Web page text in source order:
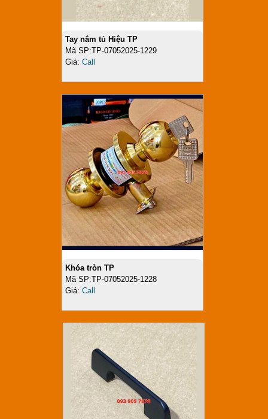
Tay nắm tủ Hiệu TP
Mã SP:TP-07052025-1229
Giá: Call
Khóa tròn TP
Mã SP:TP-07052025-1228
Giá: Call